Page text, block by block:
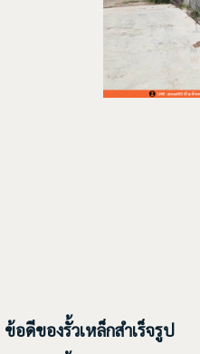
ข้อดีของรั้วเหล็กสำเร็จรูป